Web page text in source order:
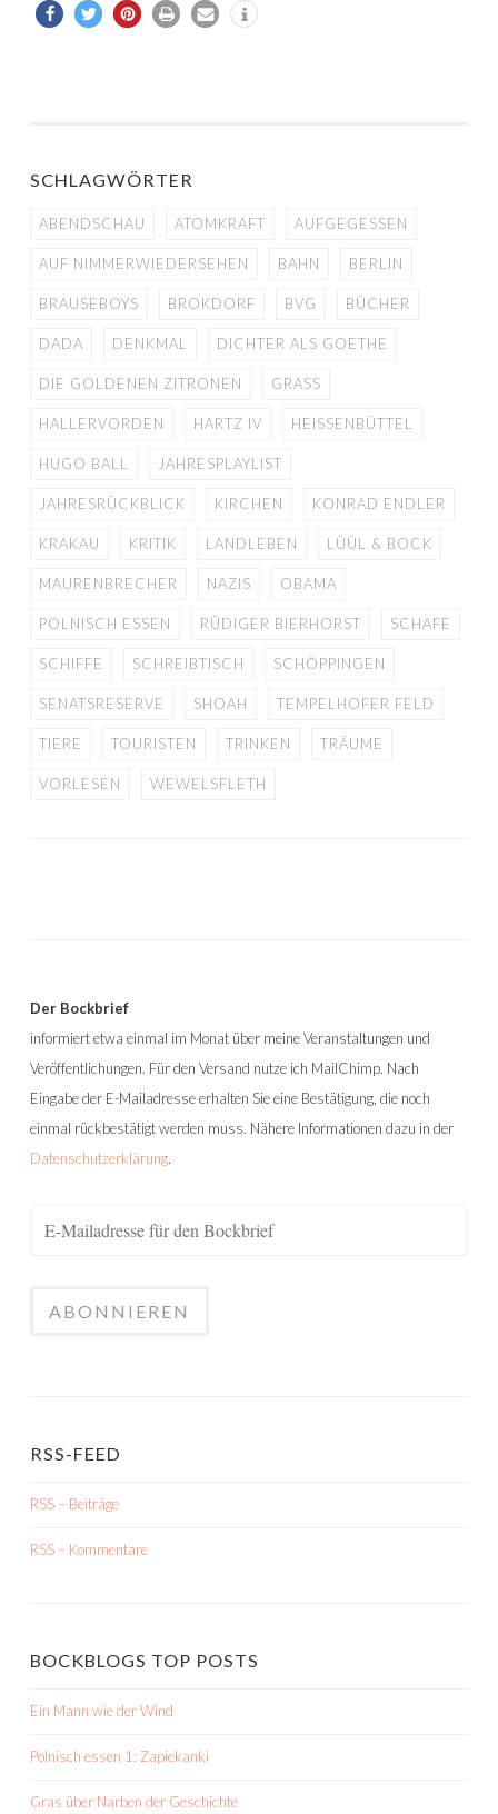
SCHLAGWÖRTER
ABENDSCHAU ATOMKRAFT AUFGEGESSEN
AUF NIMMERWIEDERSEHEN BAHN BERLIN
BRAUSEBOYS BROKDORF BVG BÜCHER
DADA DENKMAL DICHTER ALS GOETHE
DIE GOLDENEN ZITRONEN GRASS
HALLERVORDEN HARTZ IV HEISSENBÜTTEL
HUGO BALL JAHRESPLAYLIST
JAHRESRÜCKBLICK KIRCHEN KONRAD ENDLER
KRAKAU KRITIK LANDLEBEN LÜÜL & BOCK
MAURENBRECHER NAZIS OBAMA
POLNISCH ESSEN RÜDIGER BIERHORST SCHAFE
SCHIFFE SCHREIBTISCH SCHÖPPINGEN
SENATSRESERVE SHOAH TEMPELHOFER FELD
TIERE TOURISTEN TRINKEN TRÄUME
VORLESEN WEWELSFLETH
Der Bockbrief
informiert etwa einmal im Monat über meine Veranstaltungen und
Veröffentlichungen. Für den Versand nutze ich MailChimp. Nach
Eingabe der E-Mailadresse erhalten Sie eine Bestätigung, die noch
einmal rückbestätigt werden muss. Nähere Informationen dazu in der
Datenschutzerklärung.
RSS-FEED
RSS – Beiträge
RSS – Kommentare
BOCKBLOGS TOP POSTS
Ein Mann wie der Wind
Polnisch essen 1: Zapiekanki
Gras über Narben der Geschichte